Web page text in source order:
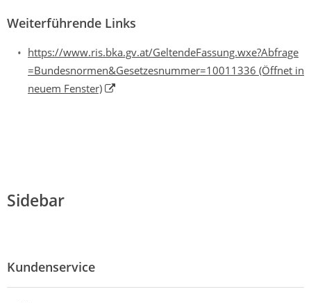
Weiterführende Links
https://www.ris.bka.gv.at/GeltendeFassung.wxe?Abfrage
=Bundesnormen&Gesetzesnummer=10011336 (Öffnet in
neuem Fenster)
Sidebar
Kundenservice